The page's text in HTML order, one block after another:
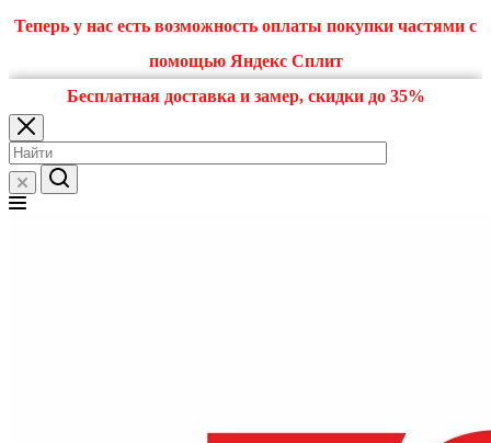
Теперь у нас есть возможность оплаты покупки частями с
помощью Яндекс Сплит
Бесплатная доставка и замер, скидки до 35%